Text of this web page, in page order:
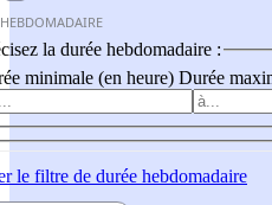
la durée hebdomadaire :
minimale (en heure) Durée
le filtre de durée hebdomadaire